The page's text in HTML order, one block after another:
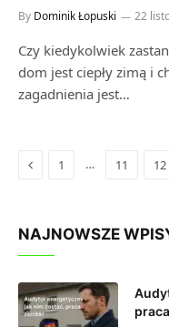
By Dominik Łopuski 22
Czy kiedykolwiek
dom jest ciepły zimą i
zagadnienia jest…
Previous
1 … 11 12
NAJNOWSZE